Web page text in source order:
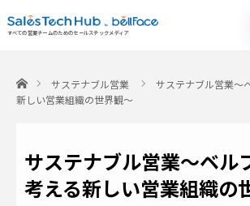
by
すべての営業チームのためのセールステックメディア
ホームサステナブル営業
サステナブル営業～
新しい営業組織の世界観～
サステナブル営業～ベル
考える新しい営業組織の